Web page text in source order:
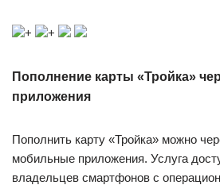
+ +
Пополнение карты «Тройка»
приложения
Пополнить карту «Тройка» можно
мобильные приложения. Услуга
владельцев смартфонов с